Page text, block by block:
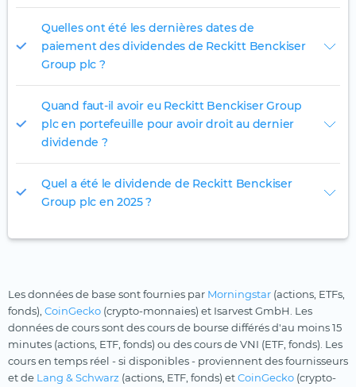
Quelles ont été les dernières dates de
paiement des dividendes de Reckitt Benckiser
Group plc ?
Quand faut-il avoir eu Reckitt Benckiser Group
plc en portefeuille pour avoir droit au dernier
dividende ?
Quel a été le dividende de Reckitt Benckiser
Group plc en 2025 ?
Les données de base sont fournies par Morningstar (actions, ETFs,
fonds), CoinGecko (crypto-monnaies) et Isarvest GmbH. Les
données de cours sont des cours de bourse différés d'au moins 15
minutes (actions, ETF, fonds) ou des cours de VNI (ETF, fonds). Les
cours en temps réel - si disponibles - proviennent des fournisseurs
et de Lang & Schwarz (actions, ETF, fonds) etCoinGecko (crypto-